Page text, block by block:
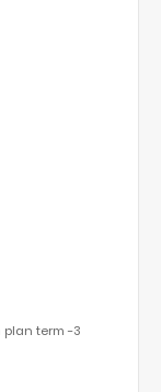
term -3